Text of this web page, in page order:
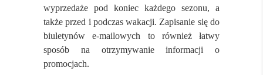
wyprzedaże pod koniec każdego sezonu, a
także przed i podczas wakacji. Zapisanie się do
biuletynów e-mailowych to również łatwy
sposób na otrzymywanie informacji o
promocjach.